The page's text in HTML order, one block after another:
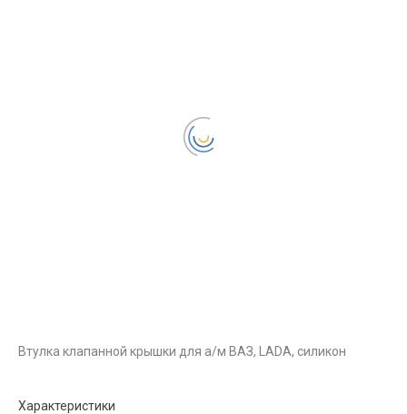
Втулка клапанной крышки для а/м ВАЗ, LADA, силикон
Характеристики